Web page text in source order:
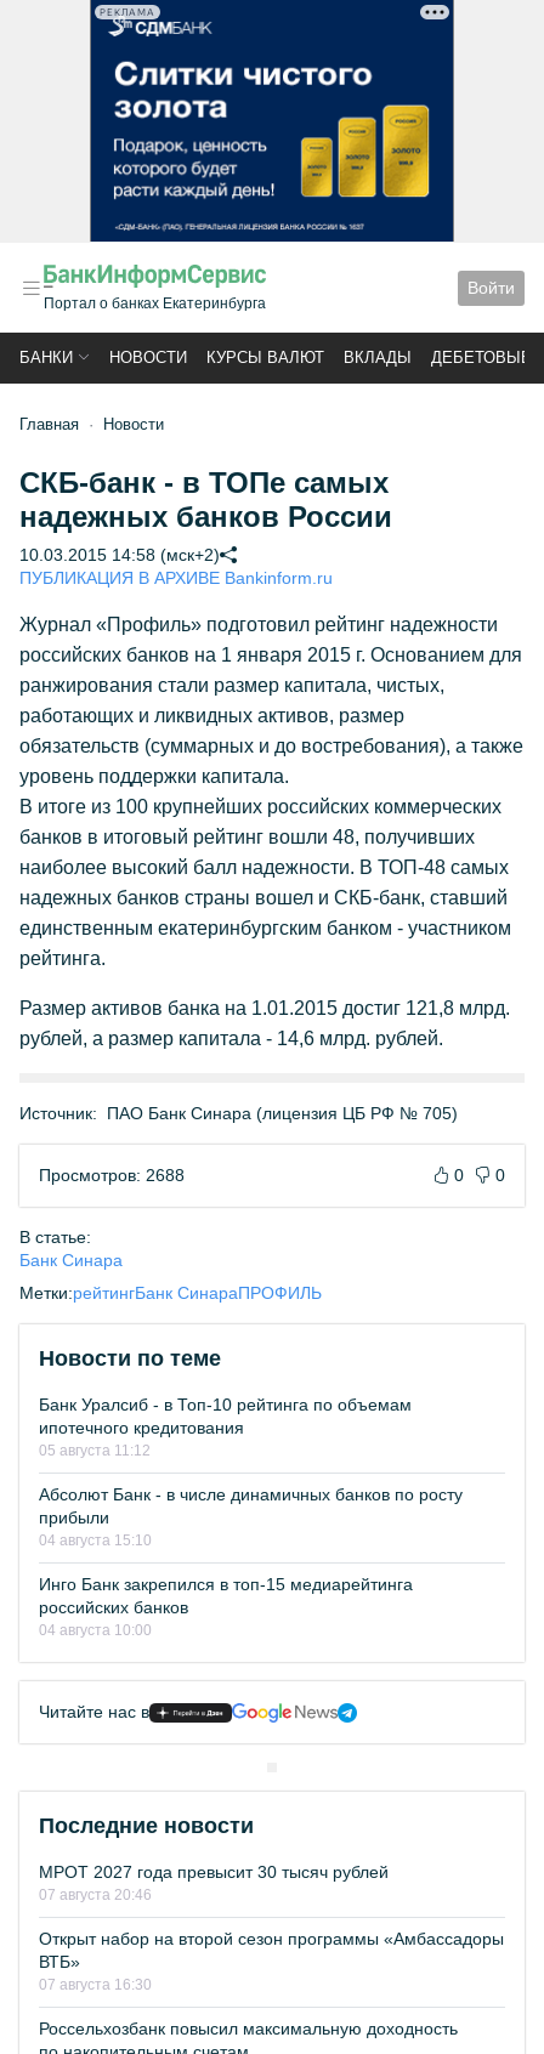
РЕКЛАМА
Портал о банках Екатеринбурга
Войти
БАНКИ НОВОСТИ КУРСЫ ВАЛЮТ ВКЛАДЫ ДЕБЕТОВЫЕ
Главная Новости
СКБ-банк - в ТОПе самых
надежных банков России
10.03.2015 14:58 (мск+2)
ПУБЛИКАЦИЯ В АРХИВЕ Bankinform.ru
Журнал «Профиль» подготовил рейтинг надежности
российских банков на 1 января 2015 г. Основанием для
ранжирования стали размер капитала, чистых,
работающих и ликвидных активов, размер
обязательств (суммарных и до востребования), а также
уровень поддержки капитала.
В итоге из 100 крупнейших российских коммерческих
банков в итоговый рейтинг вошли 48, получивших
наиболее высокий балл надежности. В ТОП-48 самых
надежных банков страны вошел и СКБ-банк, ставший
единственным екатеринбургским банком - участником
рейтинга.
Размер активов банка на 1.01.2015 достиг 121,8 млрд.
рублей, а размер капитала - 14,6 млрд. рублей.
Источник: ПАО Банк Синара (лицензия ЦБ РФ № 705)
Просмотров: 2688 0 0
В статье:
Банк Синара
Метки:рейтингБанк СинараПРОФИЛЬ
Новости по теме
Банк Уралсиб - в Топ-10 рейтинга по объемам
ипотечного кредитования
05 августа 11:12
Абсолют Банк - в числе динамичных банков по росту
прибыли
04 августа 15:10
Инго Банк закрепился в топ-15 медиарейтинга
российских банков
04 августа 10:00
Читайте нас в
Последние новости
МРОТ 2027 года превысит 30 тысяч рублей
07 августа 20:46
Открыт набор на второй сезон программы «Амбассадоры
ВТБ»
07 августа 16:30
Россельхозбанк повысил максимальную доходность